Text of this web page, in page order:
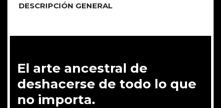
DESCRIPCIÓN GENERAL
El arte ancestral de
deshacerse de todo lo que
no importa.